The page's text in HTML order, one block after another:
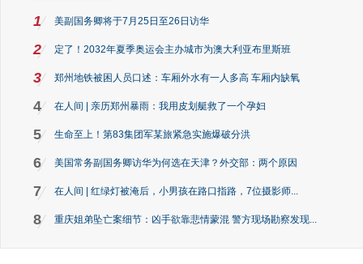
1 美副国务卿将于7月25日至26日访华
2 定了！2032年夏季奥运会主办城市为澳大利亚布里斯班
3 郑州地铁被困人员口述：车厢外水有一人多高 车厢内缺氧
4 在人间 | 亲历郑州暴雨：我用皮划艇救了一个孕妇
5 生命至上！第83集团军某旅紧急实施爆破分洪
6 美国常务副国务卿访华为何选在天津？外交部：两个原因
7 在人间 | 红绿灯被淹后，小男孩在路口指路，7位摄影师...
8 重庆姐弟坠亡案细节：凶手欲靠悲情蒙混 警方现场勘察发现...